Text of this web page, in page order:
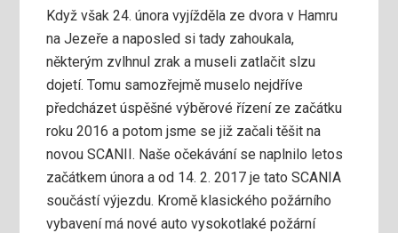
Když však 24. února vyjížděla ze dvora v Hamru
na Jezeře a naposled si tady zahoukala,
některým zvlhnul zrak a museli zatlačit slzu
dojetí. Tomu samozřejmě muselo nejdříve
předcházet úspěšné výběrové řízení ze začátku
roku 2016 a potom jsme se již začali těšit na
novou SCANII. Naše očekávání se naplnilo letos
začátkem února a od 14. 2. 2017 je tato SCANIA
součástí výjezdu. Kromě klasického požárního
vybavení má nové auto vysokotlaké požární